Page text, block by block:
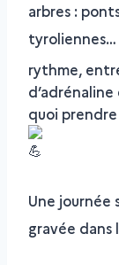
arbres :
tyroliennes…
rythme,
quoi
Une
gravée dans